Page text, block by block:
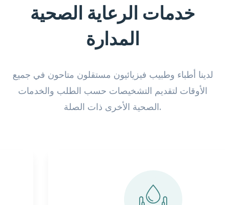
خدمات الرعاية الصحية
المدارة
لدينا أطباء وطبيب فيزيائيون مستقلون متاحون في جميع
الأوقات لتقديم التشخيصات حسب الطلب والخدمات
الصحية الأخرى ذات الصلة.